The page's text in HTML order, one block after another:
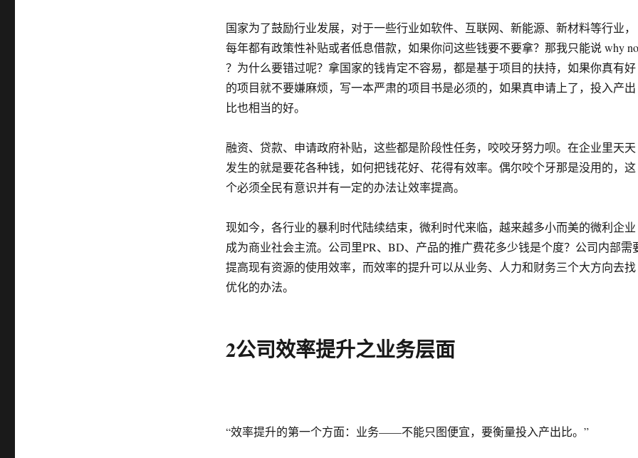
国家为了鼓励行业发展，对于一些行业如软件、互联网、新能源、新材料等行业，
每年都有政策性补贴或者低息借款，如果你问这些钱要不要拿？那我只能说 why
？为什么要错过呢？拿国家的钱肯定不容易，都是基于项目的扶持，如果你真有好
的项目就不要嫌麻烦，写一本严肃的项目书是必须的，如果真申请上了，投入产出
比也相当的好。
融资、贷款、申请政府补贴，这些都是阶段性任务，咬咬牙努力呗。在企业里天天
发生的就是要花各种钱，如何把钱花好、花得有效率。偶尔咬个牙那是没用的，这
个必须全民有意识并有一定的办法让效率提高。
现如今，各行业的暴利时代陆续结束，微利时代来临，越来越多小而美的微利企业
成为商业社会主流。公司里PR、BD、产品的推广费花多少钱是个度？公司内部需
提高现有资源的使用效率，而效率的提升可以从业务、人力和财务三个大方向去找
优化的办法。
2公司效率提升之业务层面
“效率提升的第一个方面：业务——不能只图便宜，要衡量投入产出比。”